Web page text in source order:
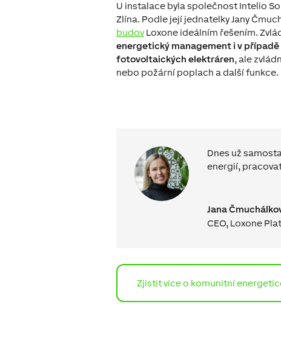
U instalace byla společnost Intelio
Zlína. Podle její jednatelky Jany
budov Loxone ideálním řešením.
energetický management i v
fotovoltaických elektráren, ale
nebo požární poplach a další funkce.
Dnes už
energií,
Jana
CEO, Loxone
Zjistit více o komunitní